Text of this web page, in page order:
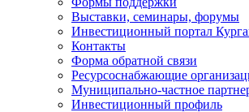
Выставки, семинары, форумы
Инвестиционный портал
Контакты
Форма обратной связи
Ресурсоснабжающие
Муниципально-частное
Инвестиционный профиль